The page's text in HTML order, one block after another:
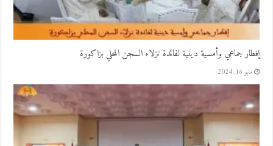
إفطار جماعي وأمسية دينية لفائدة نزلاء السجن المحلي بزاكورة
مايو 16, 2024